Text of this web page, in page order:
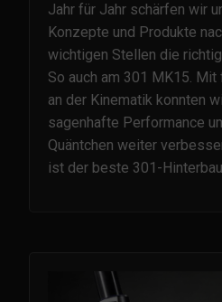
Jahr für Jahr schärfen wir
Konzepte und Produkte
wichtigen Stellen die
So auch am 301 MK15.
an der Kinematik konnten
sagenhafte Performance
Quäntchen weiter
ist der beste 301-